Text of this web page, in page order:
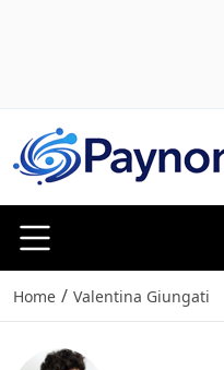
Home / Valentina Giungati